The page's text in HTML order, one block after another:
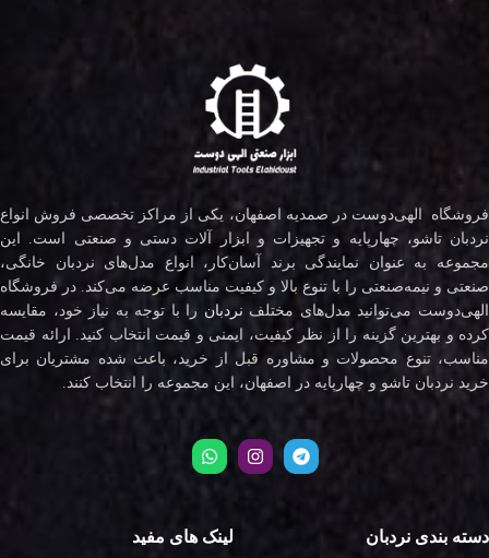
فروشگاه الهی‌دوست در صمدیه اصفهان، یکی از مراکز تخصصی فروش انواع
نردبان تاشو، چهارپایه و تجهیزات و ابزار آلات دستی و صنعتی است. این
مجموعه به عنوان نمایندگی برند آسان‌کار، انواع مدل‌های نردبان خانگی،
صنعتی و نیمه‌صنعتی را با تنوع بالا و کیفیت مناسب عرضه می‌کند. در فروشگاه
الهی‌دوست می‌توانید مدل‌های مختلف نردبان را با توجه به نیاز خود، مقایسه
کرده و بهترین گزینه را از نظر کیفیت، ایمنی و قیمت انتخاب کنید. ارائه قیمت
مناسب، تنوع محصولات و مشاوره قبل از خرید، باعث شده مشتریان برای
خرید نردبان تاشو و چهارپایه در اصفهان، این مجموعه را انتخاب کنند.
دسته بندی نردبان لینک های مفید